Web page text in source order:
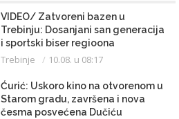
VIDEO/ Zatvoreni bazen u
Trebinju: Dosanjani san generacija
i sportski biser regioona
Trebinje 10.08. u 08:17
Ćurić: Uskoro kino na otvorenom u
Starom gradu, završena i nova
česma posvećena Dučiću